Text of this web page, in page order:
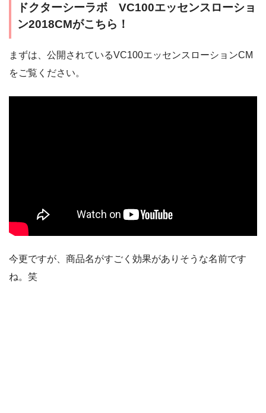
ドクターシーラボ VC100エッセンスローショ
ン2018CMがこちら！
まずは、公開されているVC100エッセンスローションCM
をご覧ください。
今更ですが、商品名がすごく効果がありそうな名前です
ね。笑